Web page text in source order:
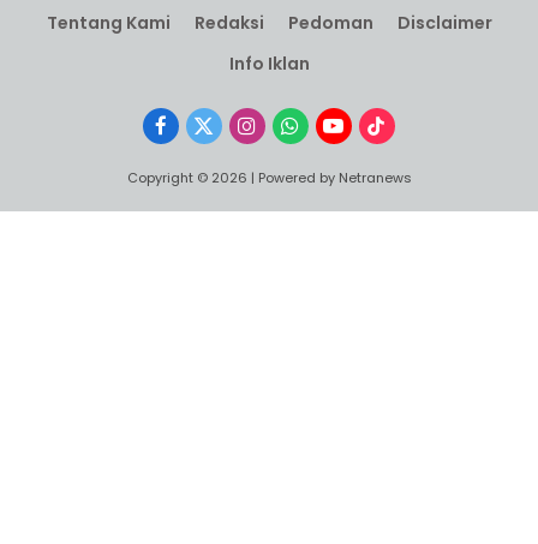
Tentang Kami Redaksi Pedoman
Disclaimer
Info Iklan
Facebook
X
InstagramWhatsApp
YouTubeTikTok
Copyright © 2026 | Powered by Netranews